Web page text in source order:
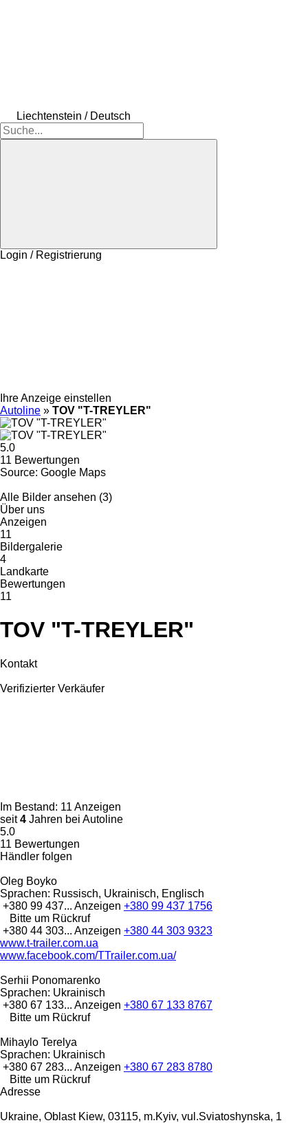
Liechtenstein / Deutsch
Login / Registrierung
Ihre Anzeige einstellen
Autoline » TOV "T-TREYLER"
5.0
11 Bewertungen
Source: Google Maps
Alle Bilder ansehen (3)
Über uns
Anzeigen
11
Bildergalerie
4
Landkarte
Bewertungen
11
TOV "T-TREYLER"
Kontakt
Verifizierter Verkäufer
Im Bestand: 11 Anzeigen
seit4 Jahren bei Autoline
5.0
11 Bewertungen
Händler folgen
Oleg Boyko
Sprachen: Russisch, Ukrainisch, Englisch
+380 99 437... Anzeigen +380 99 437 1756
Bitte um Rückruf
+380 44 303... Anzeigen +380 44 303 9323
www.t-trailer.com.ua
www.facebook.com/TTrailer.com.ua/
Serhii Ponomarenko
Sprachen: Ukrainisch
+380 67 133... Anzeigen +380 67 133 8767
Bitte um Rückruf
Mihaylo Terelya
Sprachen: Ukrainisch
+380 67 283... Anzeigen +380 67 283 8780
Bitte um Rückruf
Adresse
Ukraine, Oblast Kiew, 03115, m.Kyiv, vul.Sviatoshynska, 1